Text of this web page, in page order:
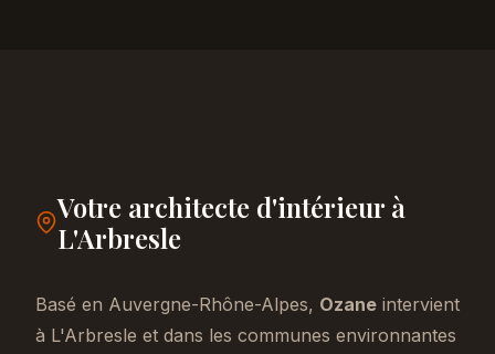
Votre architecte d'intérieur à
L'Arbresle
Basé en Auvergne-Rhône-Alpes, Ozane intervient
à L'Arbresle et dans les communes environnantes